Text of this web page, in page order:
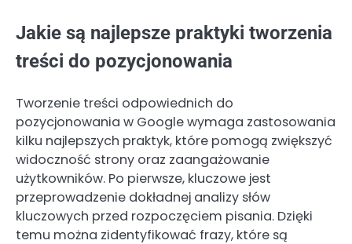
Jakie są najlepsze praktyki tworzenia
treści do pozycjonowania
Tworzenie treści odpowiednich do
pozycjonowania w Google wymaga zastosowania
kilku najlepszych praktyk, które pomogą zwiększyć
widoczność strony oraz zaangażowanie
użytkowników. Po pierwsze, kluczowe jest
przeprowadzenie dokładnej analizy słów
kluczowych przed rozpoczęciem pisania. Dzięki
temu można zidentyfikować frazy, które są